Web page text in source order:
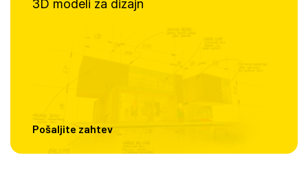
3D modeli za dizajn
Pošaljite zahtev